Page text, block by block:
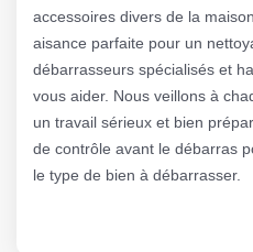
accessoires divers de la
aisance parfaite pour un
débarrasseurs spécialisés et
vous aider. Nous veillons à
un travail sérieux et bien
de contrôle avant le débarras
le type de bien à débarrasser.